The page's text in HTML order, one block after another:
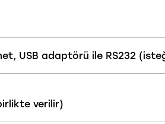
USB adaptörü ile RS232
verilir)